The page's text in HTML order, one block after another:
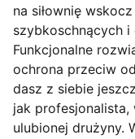
na siłownię
szybkoschnących i
Funkcjonalne
ochrona przeciw
dasz z siebie
jak profesjonalista,
ulubionej drużyny.